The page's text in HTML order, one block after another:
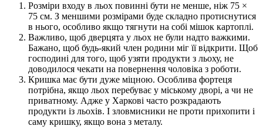
Розміри входу в льох повинні бути не менше, ніж 75 ×
75 см. З меншими розмірами буде складно протиснутися
в нього, особливо якщо тягнути на собі мішок картоплі.
Важливо, щоб дверцята у льох не були надто важкими.
Бажано, щоб будь-який член родини міг її відкрити. Щоб
господині для того, щоб узяти продукти з льоху, не
доводилося чекати на повернення чоловіка з роботи.
Кришка має бути дуже міцною. Особлива фортеця
потрібна, якщо льох перебуває у міському дворі, а чи не
приватному. Адже у Харкові часто розкрадають
продукти із льохів. І зловмисники не проти прихопити і
саму кришку, якщо вона з металу.